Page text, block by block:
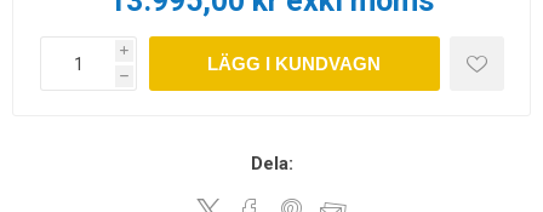
i
h
LÄGG I KUNDVAGN
Dela: